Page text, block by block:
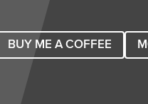
BUY ME A COFFEE